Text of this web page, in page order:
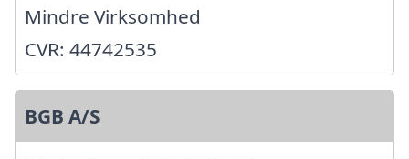
Mindre Virksomhed
CVR: 44742535
BGB A/S